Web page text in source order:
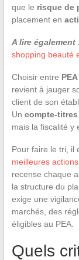
que le risque de
placement en
A lire également
shopping beauté
Choisir entre
revient à jauger
client de son
Un compte-
mais la fiscalité y
Pour faire le tri, il
meilleures
recense chaque
la structure du
exige une
marchés, des
éligibles au PEA.
Quels